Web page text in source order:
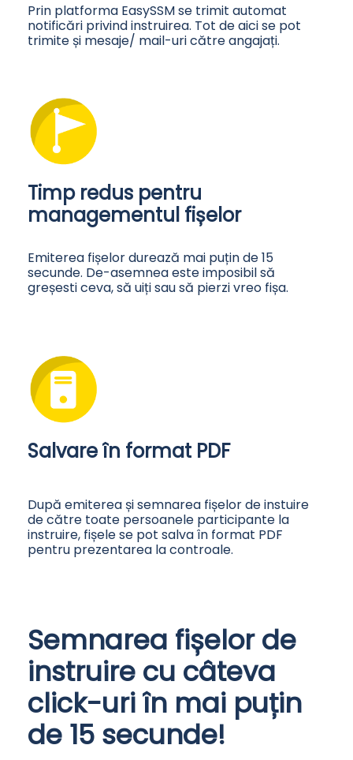
Prin platforma EasySSM se trimit automat
notificări privind instruirea. Tot de aici se pot
trimite și mesaje/ mail-uri către angajați.
Timp redus pentru
managementul fișelor
Emiterea fișelor durează mai puțin de 15
secunde. De-asemnea este imposibil să
greșesti ceva, să uiți sau să pierzi vreo fișa.
Salvare în format PDF
După emiterea și semnarea fișelor de instuire
de către toate persoanele participante la
instruire, fișele se pot salva în format PDF
pentru prezentarea la controale.
Semnarea fișelor de
instruire cu câteva
click-uri în mai puțin
de 15 secunde!